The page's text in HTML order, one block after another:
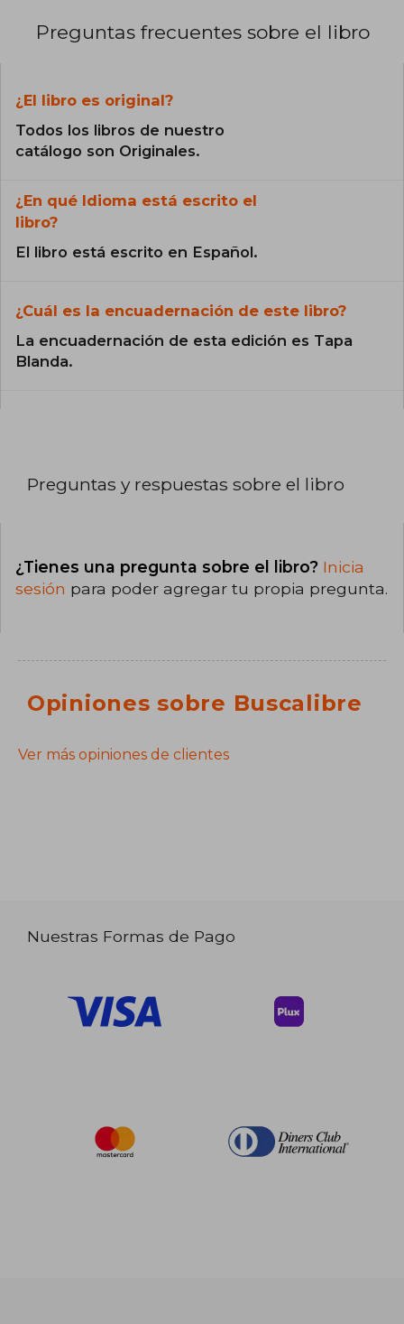
Preguntas frecuentes sobre el libro
¿El libro es original?
Todos los libros de nuestro
catálogo son Originales.
¿En qué Idioma está escrito el
libro?
El libro está escrito en Español.
¿Cuál es la encuadernación de este libro?
La encuadernación de esta edición es Tapa
Blanda.
Preguntas y respuestas sobre el libro
¿Tienes una pregunta sobre el libro? Inicia
sesión para poder agregar tu propia pregunta.
Opiniones sobre Buscalibre
Ver más opiniones de clientes
Nuestras Formas de Pago